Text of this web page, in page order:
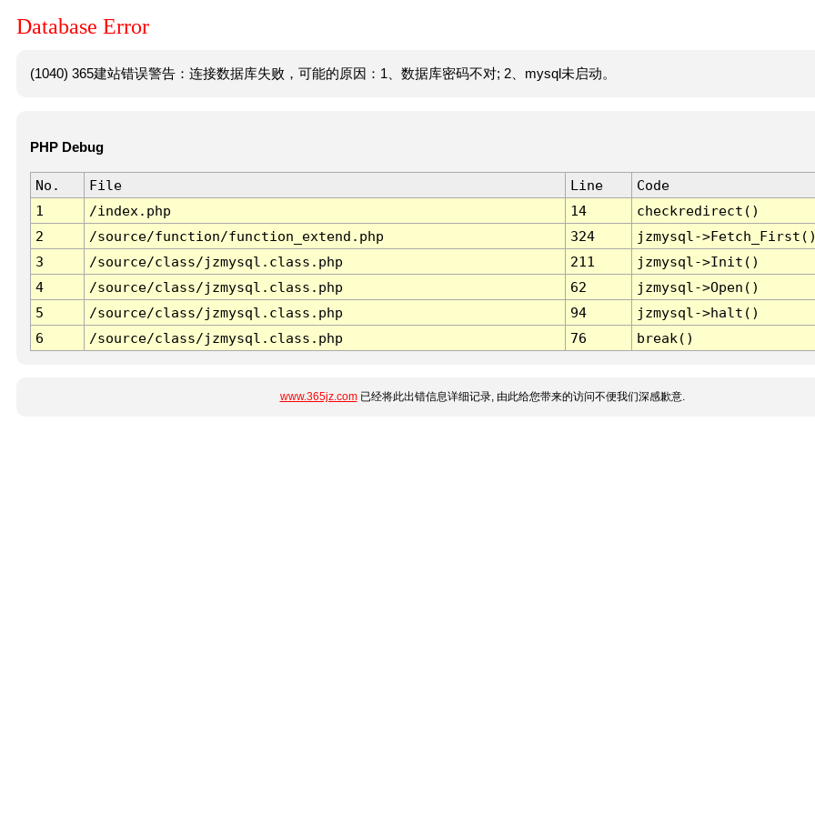
Database Error
(1040) 365建站错误警告：连接数据库失败，可能的原因：1、数据库密码不对; 2、mysql未启动。
PHP Debug
No. File Line
Code
1
/index.php 14
checkredirect()
2
/source/function/function_extend.php 324
jzmysql-
3
/source/class/jzmysql.class.php 211
jzmysql->Init()
4
/source/class/jzmysql.class.php 62
jzmysql->Open()
5
/source/class/jzmysql.class.php 94
jzmysql->halt()
6
/source/class/jzmysql.class.php 76 break()
www.365jz.com已经将此出错信息详细记录, 由此给您带来的访问不便我们深感歉意.